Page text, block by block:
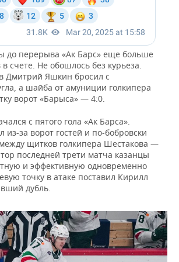
до перерыва «Ак Барс» еще больше
счете. Не обошлось без курьеза.
Дмитрий Яшкин бросил с
а шайба от амуниции голкипера
ворот «Барыса» — 4:0.
с пятого гола «Ак Барса».
из-за ворот гостей и по-бобровски
щитков голкипера Шестакова —
последней трети матча казанцы
и эффективную одновременно
точку в атаке поставил Кирилл
дубль.